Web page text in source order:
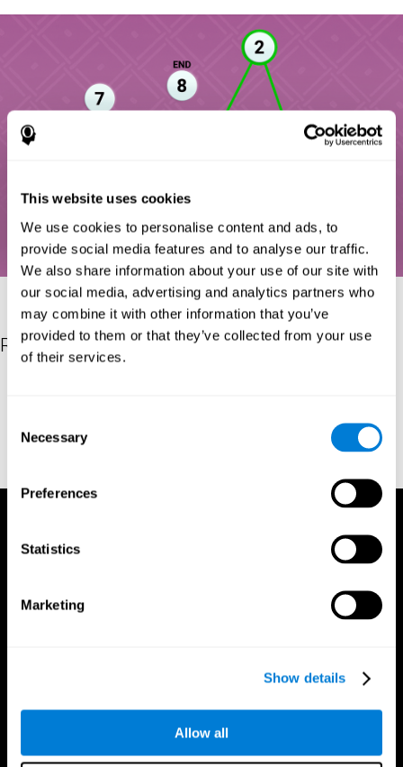
This website uses cookies
We use cookies to personalise content and ads, to
provide social media features and to analyse our traffic.
We also share information about your use of our site with
our social media, advertising and analytics partners who
may combine it with other information that you’ve
provided to them or that they’ve collected from your use
of their services.
Selection
Necessary
Preferences
Statistics
Marketing
Show details
Allow all
Riferimenti
Reitan, R. M. (1958). Validity of the Trail Making test as an
indicator of organic brain damage. Percept. Mot Skills. 8 (3):